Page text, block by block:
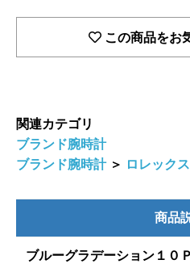
この商品をお
関連カテゴリ
ブランド腕時計
ブランド腕時計 ＞ ロレックス
商品
ブルーグラデーション１０